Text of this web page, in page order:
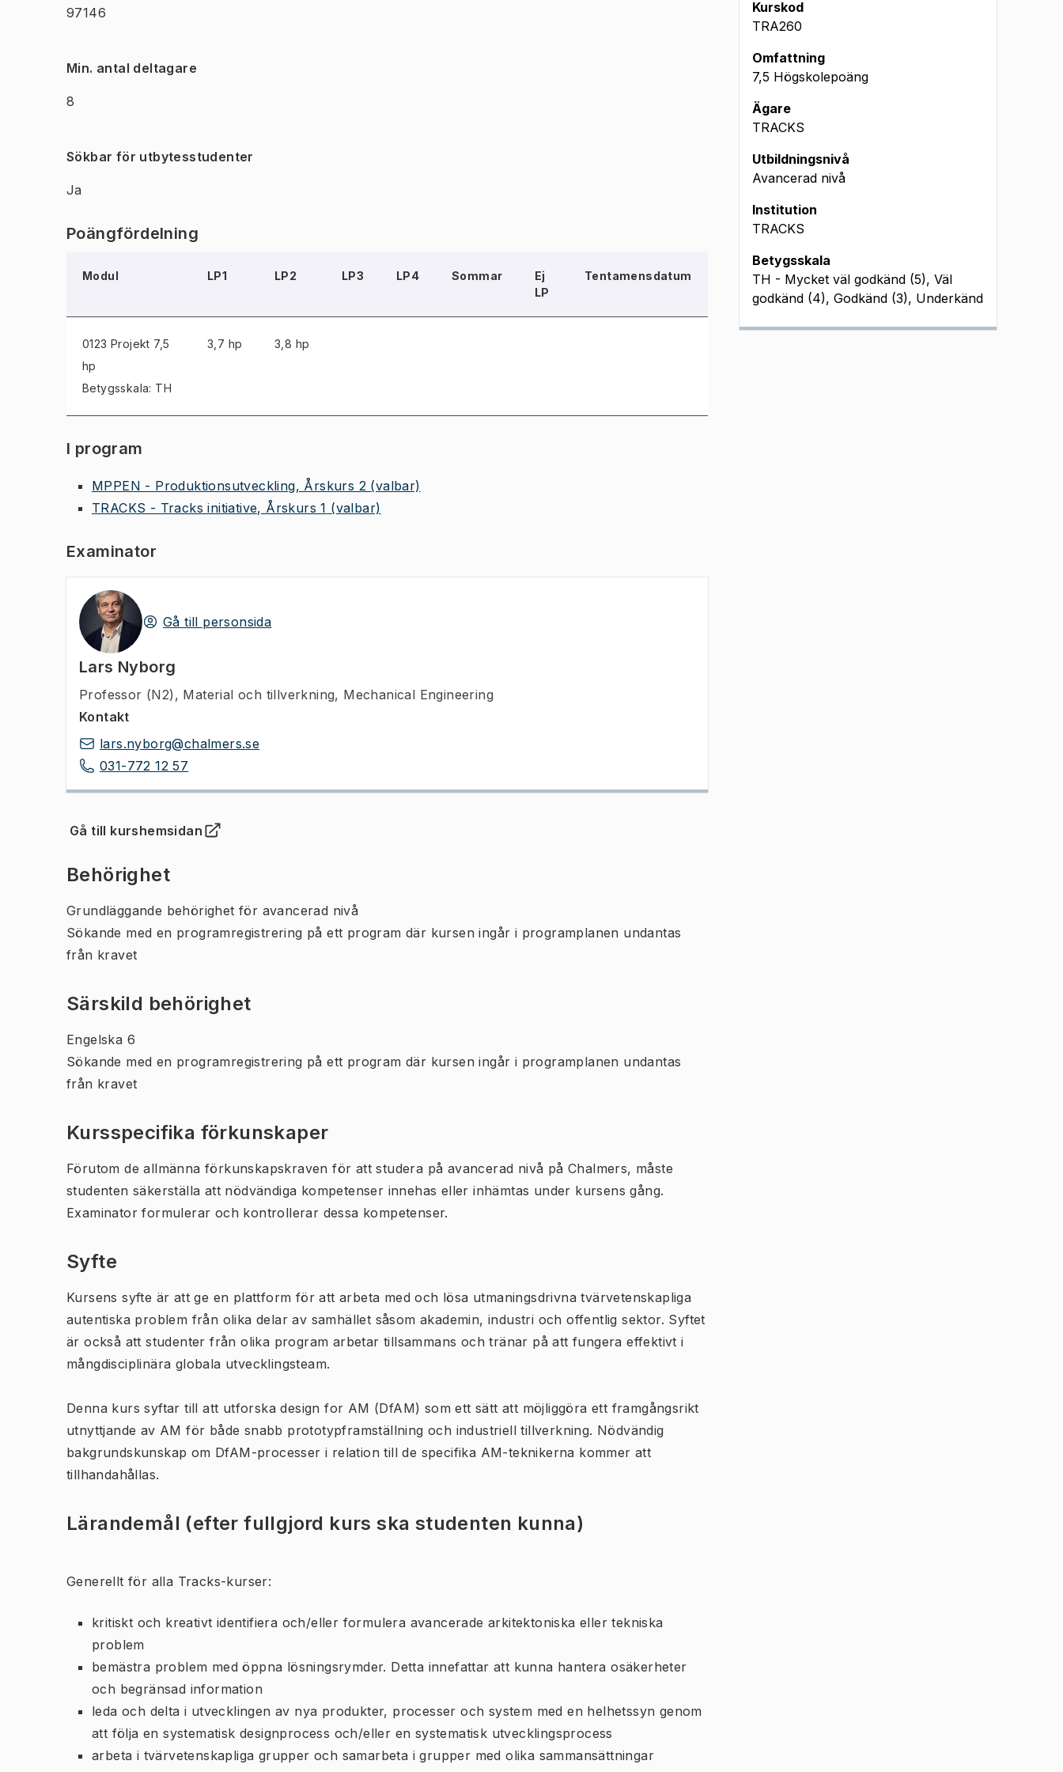
97146
Min. antal deltagare
8
Sökbar för utbytesstudenter
Ja
Poängfördelning
Modul LP1 LP2 LP3 LP4 Sommar
Ej
LP
Tentamensdatum
0123 Projekt 7,5
hp
Betygsskala: TH
3,7 hp 3,8 hp
I program
MPPEN - Produktionsutveckling, Årskurs 2 (valbar)
TRACKS - Tracks initiative, Årskurs 1 (valbar)
Examinator
Gå till personsida
Lars Nyborg
Professor (N2) , Material och tillverkning, Mechanical Engineering
Kontakt
lars.nyborg@chalmers.se
031-772 12 57
Gå till kurshemsidan
(Öppnas i ny flik)
Behörighet
Grundläggande behörighet för avancerad nivå
Sökande med en programregistrering på ett program där kursen ingår i programplanen undantas
från kravet
Särskild behörighet
Engelska 6
Sökande med en programregistrering på ett program där kursen ingår i programplanen undantas
från kravet
Kursspecifika förkunskaper
Förutom de allmänna förkunskapskraven för att studera på avancerad nivå på Chalmers, måste
studenten säkerställa att nödvändiga kompetenser innehas eller inhämtas under kursens gång.
Examinator formulerar och kontrollerar dessa kompetenser.
Syfte
Kursens syfte är att ge en plattform för att arbeta med och lösa utmaningsdrivna tvärvetenskapliga
autentiska problem från olika delar av samhället såsom akademin, industri och offentlig sektor. Syftet
är också att studenter från olika program arbetar tillsammans och tränar på att fungera effektivt i
mångdisciplinära globala utvecklingsteam.
Denna kurs syftar till att utforska design for AM (DfAM) som ett sätt att möjliggöra ett framgångsrikt
utnyttjande av AM för både snabb prototypframställning och industriell tillverkning. Nödvändig
bakgrundskunskap om DfAM-processer i relation till de specifika AM-teknikerna kommer att
tillhandahållas.
Lärandemål (efter fullgjord kurs ska studenten kunna)
Generellt för alla Tracks-kurser:
kritiskt och kreativt identifiera och/eller formulera avancerade arkitektoniska eller tekniska
problem
bemästra problem med öppna lösningsrymder. Detta innefattar att kunna hantera osäkerheter
och begränsad information
leda och delta i utvecklingen av nya produkter, processer och system med en helhetssyn genom
att följa en systematisk designprocess och/eller en systematisk utvecklingsprocess
arbeta i tvärvetenskapliga grupper och samarbeta i grupper med olika sammansättningar
Kurskod
TRA260
Omfattning
7,5 Högskolepoäng
Ägare
TRACKS
Utbildningsnivå
Avancerad nivå
Institution
TRACKS
Betygsskala
TH - Mycket väl godkänd (5), Väl
godkänd (4), Godkänd (3), Underkänd